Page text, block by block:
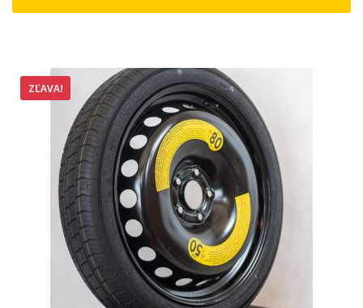
ZĽAVA!